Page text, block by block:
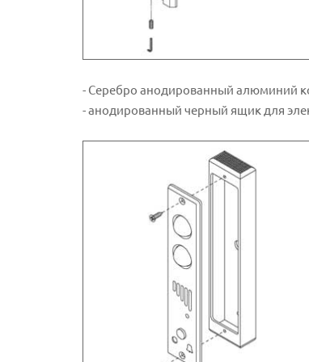
- Серебро анодированный алюминий
- анодированный черный ящик для